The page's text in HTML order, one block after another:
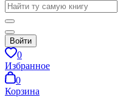
Войти
0
Избранное
0
Корзина